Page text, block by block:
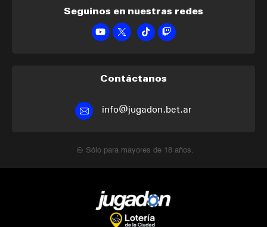
Seguinos en nuestras redes
Contáctanos
info@jugadon.bet.ar
Sólo para mayores de 18 años.